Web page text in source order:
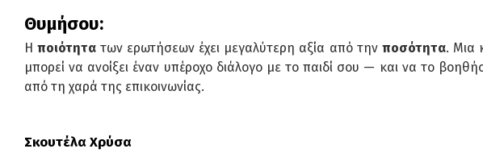
Θυμήσου:
Ηποιότητα των ερωτήσεων έχει μεγαλύτερη αξία από την ποσότητα. Μια
μπορεί να ανοίξει έναν υπέροχο διάλογο με το παιδί σου — και να το
από τη χαρά της επικοινωνίας.
Σκουτέλα Χρύσα